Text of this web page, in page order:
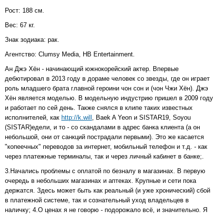
Рост: 188 см.
Вес: 67 кг.
Знак зодиака: рак.
Агентство: Clumsy Media, HB Entertainment.
Ан Джэ Хён - начинающий южнокорейский актер. Впервые
дебютировал в 2013 году в дораме человек со звезды, где он играет
роль младшего брата главной героини чон сон и (чон Чжи Хён). Джэ
Хён является моделью. В модельную индустрию пришел в 2009 году
и работает по сей день. Также снялся в клипе таких известных
исполнителей, как http://k.will
, Baek A Yeon и SISTAR19, Soyou
(SISTAR)едели, и то - со скандалами в адрес банка клиента (а он
небольшой, они от санкций пострадали первыми). Это же касается
"копеечных" переводов за интернет, мобильный телефон и т.д. - как
через платежные терминалы, так и через личный кабинет в банке;.
3.Начались проблемы с оплатой по безналу в магазинах. В первую
очередь в небольших магазинах и аптеках. Крупные и сети пока
держатся. Здесь может быть как реальный (и уже хронический) сбой
в платежной системе, так и сознательный уход владельцев в
наличку; 4.О ценах я не говорю - подорожало всё, и значительно. Я